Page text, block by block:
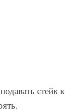
стейк к